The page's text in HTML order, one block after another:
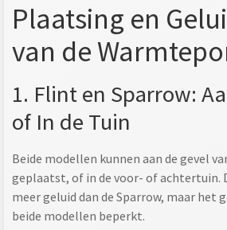
Plaatsing en
van de
1. Flint en Sparrow:
of In de Tuin
Beide modellen kunnen aan de gevel
geplaatst, of in de voor- of achtertuin.
meer geluid dan de Sparrow, maar het
beide modellen beperkt.